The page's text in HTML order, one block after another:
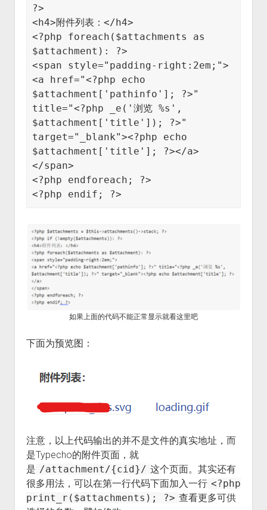
?>
<h4>附件列表：</h4>
<?php foreach($attachments as
$attachment): ?>
<span style="padding-right:2em;">
<a href="<?php echo
$attachment['pathinfo']; ?>"
title="<?php _e('浏览 %s',
$attachment['title']); ?>"
target="_blank"><?php echo
$attachment['title']; ?></a>
</span>
<?php endforeach; ?>
<?php endif; ?>
如果上面的代码不能正常显示就看这里吧
下面为预览图：
注意，以上代码输出的并不是文件的真实地址，而
是Typecho的附件页面，就
是 /attachment/{cid}/ 这个页面。其实还有
很多用法，可以在第一行代码下面加入一行 <?php
print_r($attachments); ?> 查看更多可供